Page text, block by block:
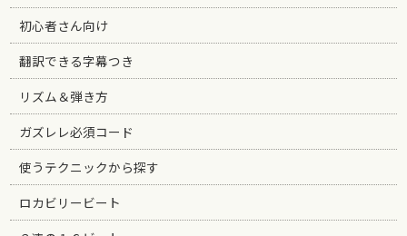
初心者さん向け
翻訳できる字幕つき
リズム＆弾き方
ガズレレ必須コード
使うテクニックから探す
ロカビリービート